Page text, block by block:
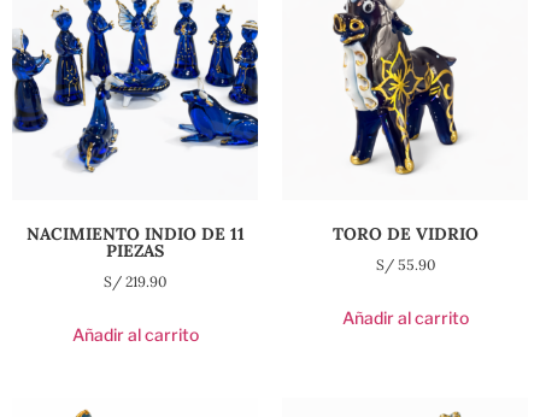
NACIMIENTO INDIO DE 11
PIEZAS
S/ 219.90
Añadir al carrito
TORO DE VIDRIO
S/55.90
Añadir al carrito